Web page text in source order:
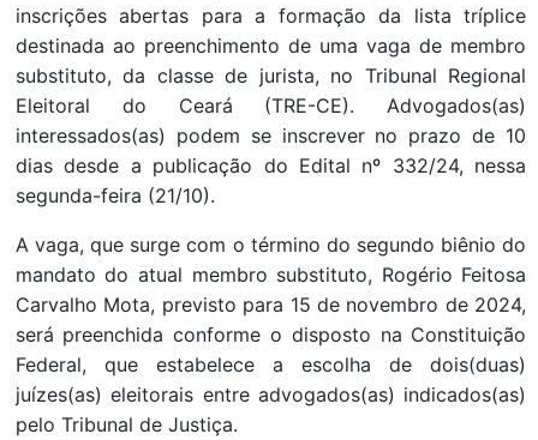
inscrições abertas para a formação da lista tríplice
destinada ao preenchimento de uma vaga de membro
substituto, da classe de jurista, no Tribunal Regional
Eleitoral do Ceará (TRE-CE). Advogados(as)
interessados(as) podem se inscrever no prazo de 10
dias desde a publicação do Edital nº 332/24, nessa
segunda-feira (21/10).
A vaga, que surge com o término do segundo biênio do
mandato do atual membro substituto, Rogério Feitosa
Carvalho Mota, previsto para 15 de novembro de 2024,
será preenchida conforme o disposto na Constituição
Federal, que estabelece a escolha de dois(duas)
juízes(as) eleitorais entre advogados(as) indicados(as)
pelo Tribunal de Justiça.